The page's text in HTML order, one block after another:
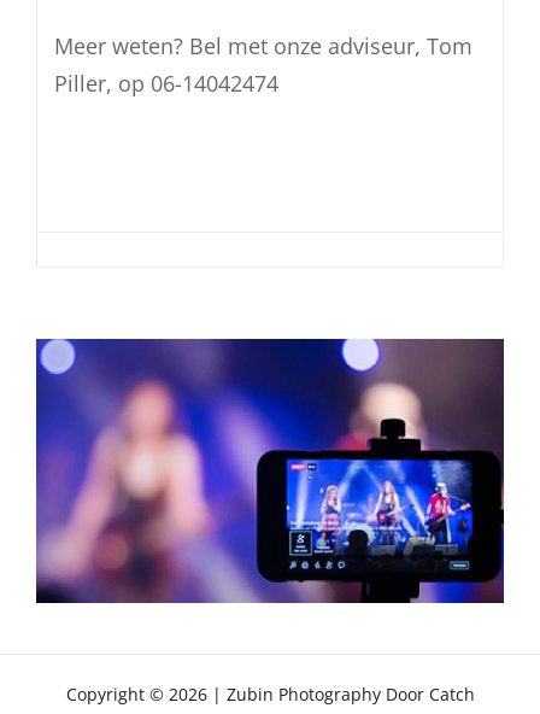
Meer weten? Bel met onze adviseur, Tom
Piller, op 06-14042474
Copyright © 2026 | Zubin Photography Door Catch